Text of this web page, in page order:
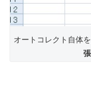
オートコレクト自体